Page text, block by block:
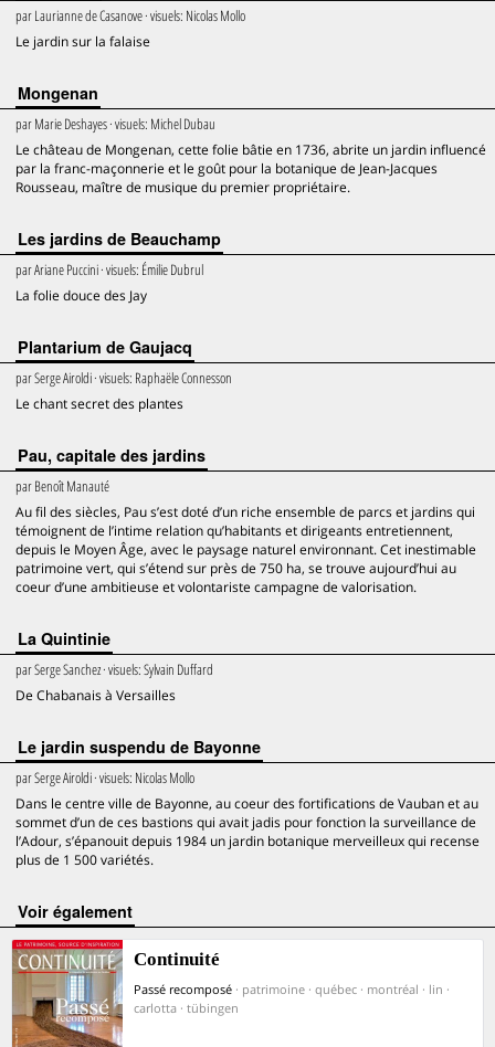
parLaurianne de Casanove· visuels: Nicolas Mollo
Le jardin sur la falaise
Mongenan
parMarie Deshayes· visuels: Michel Dubau
Le château de Mongenan, cette folie bâtie en 1736, abrite un jardin influencé
par la franc-maçonnerie et le goût pour la botanique de Jean-Jacques
Rousseau, maître de musique du premier propriétaire.
Les jardins de Beauchamp
parAriane Puccini· visuels: Émilie Dubrul
La folie douce des Jay
Plantarium de Gaujacq
parSerge Airoldi· visuels: Raphaële Connesson
Le chant secret des plantes
Pau, capitale des jardins
parBenoît Manauté
Au fil des siècles, Pau s’est doté d’un riche ensemble de parcs et jardins qui
témoignent de l’intime relation qu’habitants et dirigeants entretiennent,
depuis le Moyen Âge, avec le paysage naturel environnant. Cet inestimable
patrimoine vert, qui s’étend sur près de 750 ha, se trouve aujourd’hui au
coeur d’une ambitieuse et volontariste campagne de valorisation.
La Quintinie
parSerge Sanchez· visuels:Sylvain Duffard
De Chabanais à Versailles
Le jardin suspendu de Bayonne
parSerge Airoldi· visuels: Nicolas Mollo
Dans le centre ville de Bayonne, au coeur des fortifications de Vauban et au
sommet d’un de ces bastions qui avait jadis pour fonction la surveillance de
l’Adour, s’épanouit depuis 1984 un jardin botanique merveilleux qui recense
plus de 1 500 variétés.
voir également
Continuité
Passé recomposé · patrimoine · québec · montréal · lin ·
carlotta · tübingen